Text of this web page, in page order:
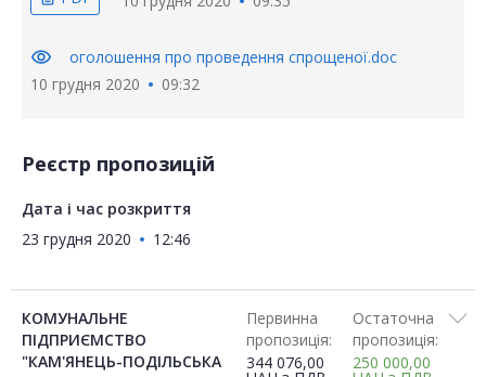
visibility
оголошення про проведення спрощеної.doc
10 грудня 2020
09:32
Реєстр пропозицій
Дата і час розкриття
23 грудня 2020
12:46
КОМУНАЛЬНЕ
ПІДПРИЄМСТВО
"КАМ'ЯНЕЦЬ-ПОДІЛЬСЬКА
Первинна
пропозиція:
344 076,00
Остаточна
пропозиція:
250 000,00